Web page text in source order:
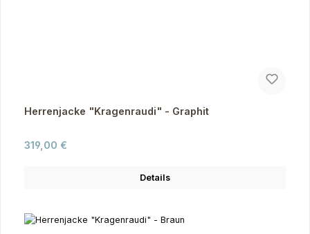
Herrenjacke "Kragenraudi" - Graphit
Regulärer Preis:
319,00 €
Details